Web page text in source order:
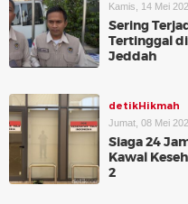
Kamis, 14 Mei
Sering
Tertinggal
Jeddah
detikHikmah
Jumat, 08 Mei
Siaga 24
Kawal
2